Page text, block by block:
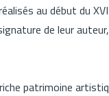
au début du
de leur
patrimoine